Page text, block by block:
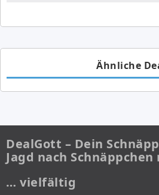
Ähnliche
DealGott – Dein
Jagd nach
… vielfältig